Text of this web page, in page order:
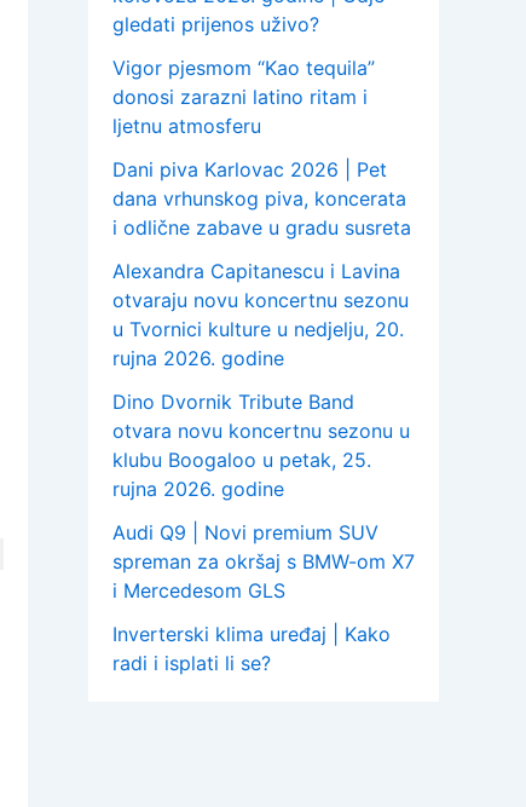
gledati prijenos uživo?
Vigor pjesmom “Kao tequila”
donosi zarazni latino ritam i
ljetnu atmosferu
Dani piva Karlovac 2026 | Pet
dana vrhunskog piva, koncerata
i odlične zabave u gradu susreta
Alexandra Capitanescu i Lavina
otvaraju novu koncertnu sezonu
u Tvornici kulture u nedjelju, 20.
rujna 2026. godine
Dino Dvornik Tribute Band
otvara novu koncertnu sezonu u
klubu Boogaloo u petak, 25.
rujna 2026. godine
Audi Q9 | Novi premium SUV
spreman za okršaj s BMW-om X7
i Mercedesom GLS
Inverterski klima uređaj | Kako
radi i isplati li se?